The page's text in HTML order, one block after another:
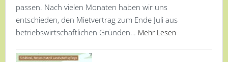
passen. Nach vielen Monaten haben wir uns
entschieden, den Mietvertrag zum Ende Juli aus
betriebswirtschaftlichen Gründen… Mehr Lesen